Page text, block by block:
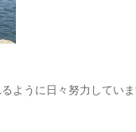
ように日々努力していま